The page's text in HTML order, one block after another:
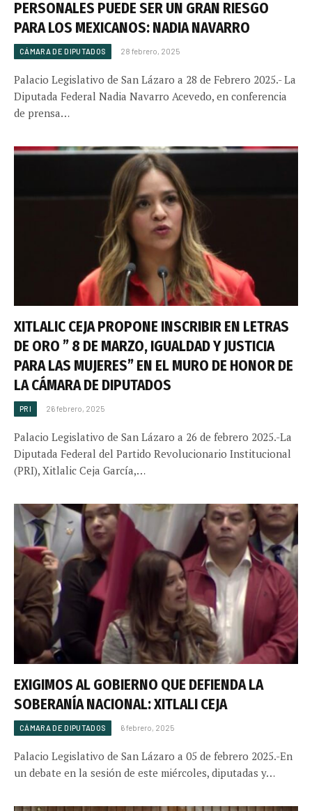
PERSONALES PUEDE SER UN GRAN RIESGO
PARA LOS MEXICANOS: NADIA NAVARRO
CÁMARA DE DIPUTADOS 28 febrero, 2025
Palacio Legislativo de San Lázaro a 28 de Febrero 2025.- La
Diputada Federal Nadia Navarro Acevedo, en conferencia
de prensa…
XITLALIC CEJA PROPONE INSCRIBIR EN LETRAS
DE ORO ” 8 DE MARZO, IGUALDAD Y JUSTICIA
PARA LAS MUJERES” EN EL MURO DE HONOR DE
LA CÁMARA DE DIPUTADOS
PRI 26 febrero, 2025
Palacio Legislativo de San Lázaro a 26 de febrero 2025.-La
Diputada Federal del Partido Revolucionario Institucional
(PRI), Xitlalic Ceja García,…
EXIGIMOS AL GOBIERNO QUE DEFIENDA LA
SOBERANÍA NACIONAL: XITLALI CEJA
CÁMARA DE DIPUTADOS 6 febrero, 2025
Palacio Legislativo de San Lázaro a 05 de febrero 2025.-En
un debate en la sesión de este miércoles, diputadas y…